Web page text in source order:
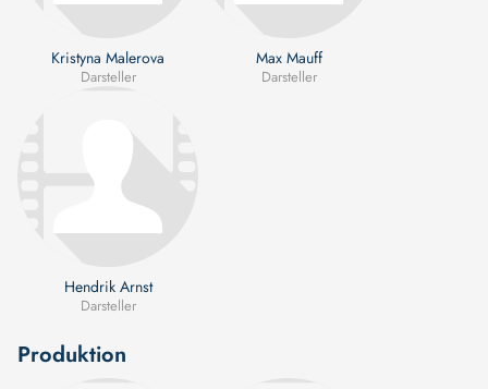
Kristyna Malerova
Darsteller
Max Mauff
Darsteller
Hendrik Arnst
Darsteller
Produktion